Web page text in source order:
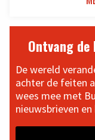
Ontvang de
De wereld
achter de feiten
wees mee met
nieuwsbrieven